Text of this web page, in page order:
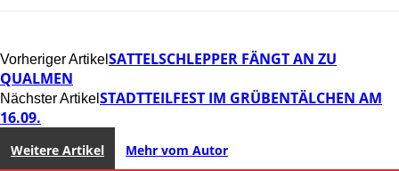
Vorheriger Artikel SATTELSCHLEPPER FÄNGT AN ZU
QUALMEN
Nächster Artikel STADTTEILFEST IM GRÜBENTÄLCHEN AM
16.09.
Weitere Artikel Mehr vom Autor